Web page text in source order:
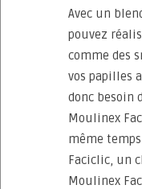
Avec un
pouvez
comme des
vos papilles
donc besoin
Moulinex
même
Faciclic, un
Moulinex